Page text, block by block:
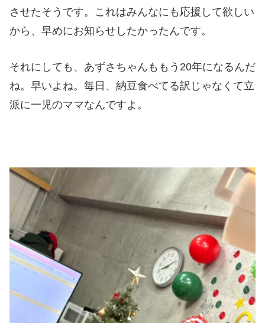
させたそうです。これはみんなにも応援して欲しい
から、早めにお知らせしたかったんです。
それにしても、あずさちゃんももう20年になるんだ
ね。早いよね。毎日、納豆食べてる訳じゃなくて立
派に一児のママなんですよ。